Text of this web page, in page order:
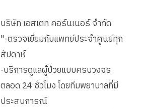
บริษัท เอสเตท คอร์นเนอร์ จำกัด
"-ตรวจเยี่ยมกับแพทย์ประจำศูนย์ทุก
สัปดาห์​
-บริการดูแลผู้ป่วยแบบครบวงจร
ตลอด 24 ชั่วโมง โดยทีมพยาบาลที่มี
ประสบการณ์